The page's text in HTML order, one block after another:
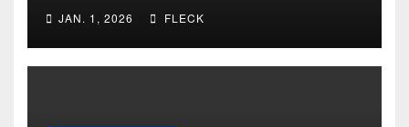
JAN. 1, 2026 FLECK